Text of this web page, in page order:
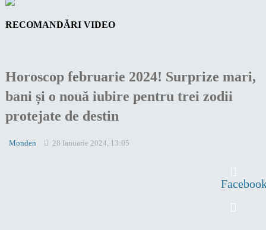
RECOMANDĂRI VIDEO
Horoscop februarie 2024! Surprize mari,
bani și o nouă iubire pentru trei zodii
protejate de destin
Monden 28 Ianuarie 2024, 13:05